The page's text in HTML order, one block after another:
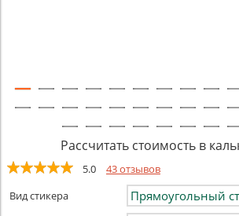
Рассчитать стоимость в
5.0
43 отзывов
Вид стикера